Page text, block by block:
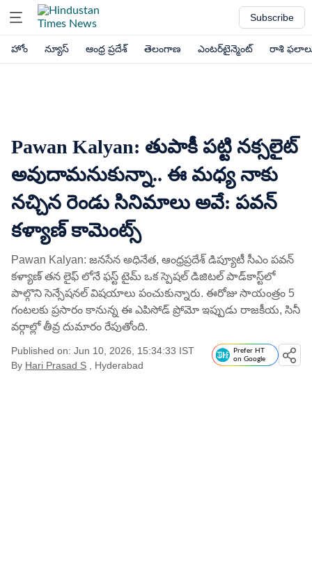
Subscribe
హోం న్యూస్ ఆంధ్ర ప్రదేశ్ తెలంగాణ ఎంటర్‌టైన్మెంట్ రాశి
Pawan Kalyan: తుపాకీ పట్టి నక్సలైట్
అవుదామనుకున్నా.. ఈ మధ్య నాకు
నచ్చిన రెండు సినిమాలు అవే: పవన్
కళ్యాణ్ కామెంట్స్
Pawan Kalyan: జనసేన అధినేత, ఆంధ్రప్రదేశ్ డిప్యూటీ సీఎం పవన్
కళ్యాణ్ తన లైఫ్ లోనే ఫస్ట్ టైమ్ ఒక స్పెషల్ డిజిటల్ పాడ్‌కాస్ట్‌లో
పాల్గొని సెన్సేషనల్ విషయాలు పంచుకున్నారు. ఈరోజు సాయంత్రం 5
గంటలకు ప్రసారం కానున్న ఈ ఎపిసోడ్ ప్రోమో ఇప్పుడు రాజకీయ, సినీ
వర్గాల్లో తీవ్ర దుమారం రేపుతోంది.
Published on: Jun 10, 2026, 15:34:33 IST
By Hari Prasad S , Hyderabad
Prefer HT
on Google